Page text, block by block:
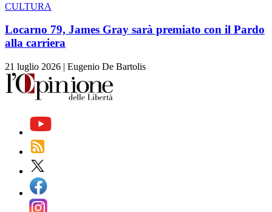
CULTURA
Locarno 79, James Gray sarà premiato con il Pardo
alla carriera
21 luglio 2026 | Eugenio De Bartolis